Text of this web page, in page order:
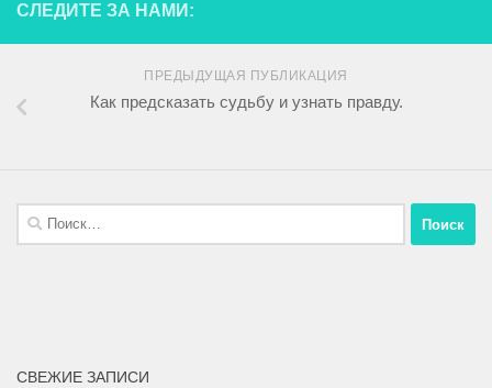
СЛЕДИТЕ ЗА НАМИ:
ПРЕДЫДУЩАЯ ПУБЛИКАЦИЯ
Как предсказать судьбу и узнать правду.
СВЕЖИЕ ЗАПИСИ